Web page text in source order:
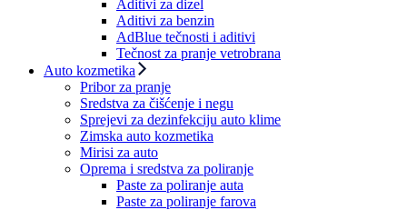
Aditivi za dizel
Aditivi za benzin
AdBlue tečnosti i aditivi
Tečnost za pranje vetrobrana
Auto kozmetika
Pribor za pranje
Sredstva za čišćenje i negu
Sprejevi za dezinfekciju auto klime
Zimska auto kozmetika
Mirisi za auto
Oprema i sredstva za poliranje
Paste za poliranje auta
Paste za poliranje farova